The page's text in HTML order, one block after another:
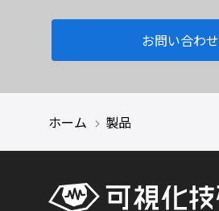
お問い合わせ
ホーム 製品